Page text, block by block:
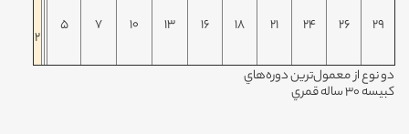
29
26
24
21
18
16
13
10
7
5
2
دو نوع از معمول‌ترين دوره‌هاي
كبيسه 30 ساله قمري